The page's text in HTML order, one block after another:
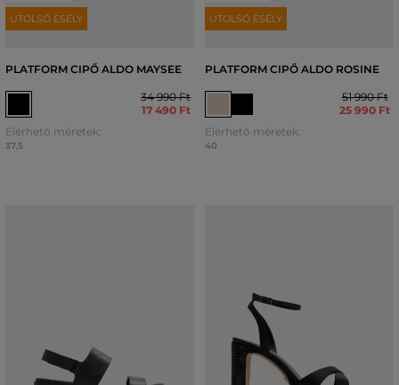
UTOLSÓ ESÉLY
PLATFORM CIPŐ ALDO MAYSEE
34 990 Ft
17 490 Ft
Elérhető méretek:
37,5
UTOLSÓ ESÉLY
PLATFORM CIPŐ ALDO ROSINE
51 990 Ft
25 990 Ft
Elérhető méretek:
40